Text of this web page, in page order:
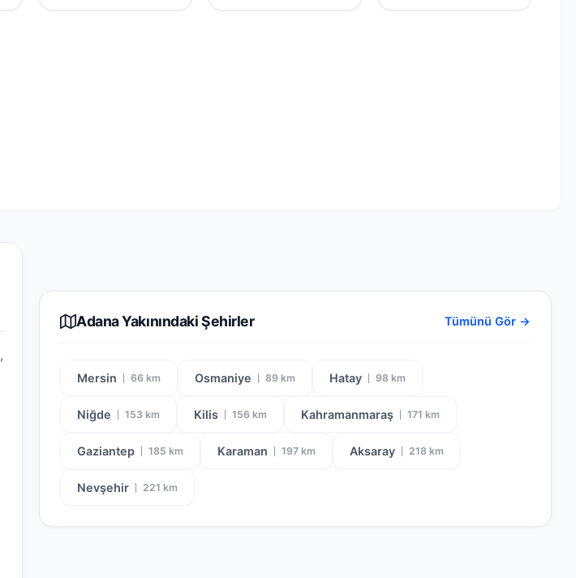
,
Adana Yakınındaki Şehirler Tümünü Gör →
Mersin 66 km Osmaniye 89 km Hatay 98 km
Niğde 153 km Kilis 156 km Kahramanmaraş 171 km
Gaziantep 185 km Karaman 197 km Aksaray 218 km
Nevşehir 221 km